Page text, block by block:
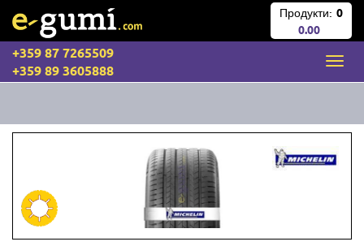
Продукти: 0
0.00
+359 87 7265509
+359 89 3605888